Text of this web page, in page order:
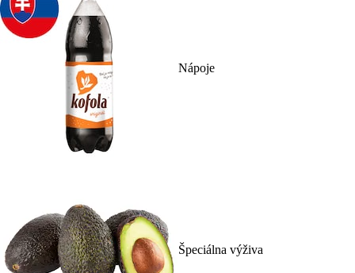
Nápoje
Špeciálna výživa